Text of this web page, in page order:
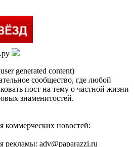
generated content)
сообщество, где любой
пост на тему о частной жизни
знаменитостей.
коммерческих новостей:
рекламы: adv@paparazzi.ru